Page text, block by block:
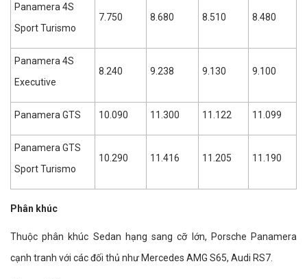
Panamera 4S
Sport Turismo
7.750 8.680 8.510 8.480
Panamera 4S
Executive
8.240 9.238 9.130 9.100
Panamera GTS 10.090 11.300 11.122 11.099
Panamera GTS
Sport Turismo
10.290 11.416 11.205 11.190
Phân khúc
Thuộc phân khúc Sedan hạng sang cỡ lớn, Porsche Panamera
cạnh tranh với các đối thủ như Mercedes AMG S65, Audi RS7.